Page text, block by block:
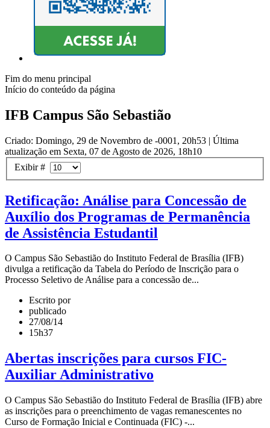
Fim do menu principal
Início do conteúdo da página
IFB Campus São Sebastião
Criado: Domingo, 29 de Novembro de -0001, 20h53 | Última
atualização em Sexta, 07 de Agosto de 2026, 18h10
Exibir #
Retificação: Análise para Concessão de
Auxílio dos Programas de Permanência
de Assistência Estudantil
O Campus São Sebastião do Instituto Federal de Brasília (IFB)
divulga a retificação da Tabela do Período de Inscrição para o
Processo Seletivo de Análise para a concessão de...
Escrito por
publicado
27/08/14
15h37
Abertas inscrições para cursos FIC-
Auxiliar Administrativo
O Campus São Sebastião do Instituto Federal de Brasília (IFB) abre
as inscrições para o preenchimento de vagas remanescentes no
Curso de Formação Inicial e Continuada (FIC) -...